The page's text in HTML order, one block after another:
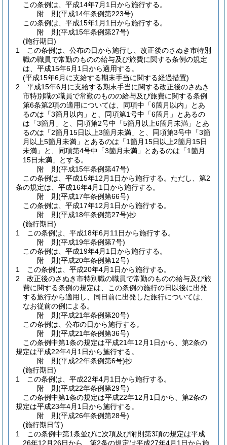
この条例は、平成14年7月1日から施行する。
附 則(平成14年条例第223号)
この条例は、平成15年1月1日から施行する。
附 則(平成15年条例第27号)
(施行期日)
1
この条例は、公布の日から施行し、改正後のさぬき市特別
職の職員で常勤のものの給与及び旅費に関する条例の規定
は、平成15年6月1日から適用する。
(平成15年6月に支給する期末手当に関する経過措置)
2
平成15年6月に支給する期末手当に関する改正後のさぬき
市特別職の職員で常勤のものの給与及び旅費に関する条例
第6条第2項の適用については、同項中「6箇月以内」とあ
るのは「3箇月以内」と、同項第1号中「6箇月」とあるの
は「3箇月」と、同項第2号中「5箇月以上6箇月未満」とあ
るのは「2箇月15日以上3箇月未満」と、同項第3号中「3箇
月以上5箇月未満」とあるのは「1箇月15日以上2箇月15日
未満」と、同項第4号中「3箇月未満」とあるのは「1箇月
15日未満」とする。
附 則(平成15年条例第47号)
この条例は、平成15年12月1日から施行する。 ただし、第2
条の規定は、平成16年4月1日から施行する。
附 則(平成17年条例第66号)
この条例は、平成17年12月1日から施行する。
附 則(平成18年条例第27号)抄
(施行期日)
1
この条例は、平成18年6月11日から施行する。
附 則(平成19年条例第7号)
この条例は、平成19年4月1日から施行する。
附 則(平成20年条例第12号)
1
この条例は、平成20年4月1日から施行する。
2
改正後のさぬき市特別職の職員で常勤のものの給与及び旅
費に関する条例の規定は、この条例の施行の日以後に出発
する旅行から適用し、同日前に出発した旅行については、
なお従前の例による。
附 則(平成21年条例第20号)
この条例は、公布の日から施行する。
附 則(平成21年条例第36号)
この条例中第1条の規定は平成21年12月1日から、第2条の
規定は平成22年4月1日から施行する。
附 則(平成22年条例第6号)抄
(施行期日)
1
この条例は、平成22年4月1日から施行する。
附 則(平成22年条例第29号)
この条例中第1条の規定は平成22年12月1日から、第2条の
規定は平成23年4月1日から施行する。
附 則(平成26年条例第28号)
(施行期日等)
1
この条例中第1条並びに次項及び附則第3項の規定は平成
26年12月26日から、第2条の規定は平成27年4月1日から施